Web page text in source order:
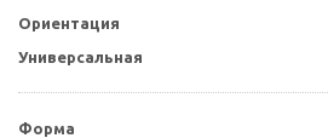
Ориентация
Универсальная
Форма